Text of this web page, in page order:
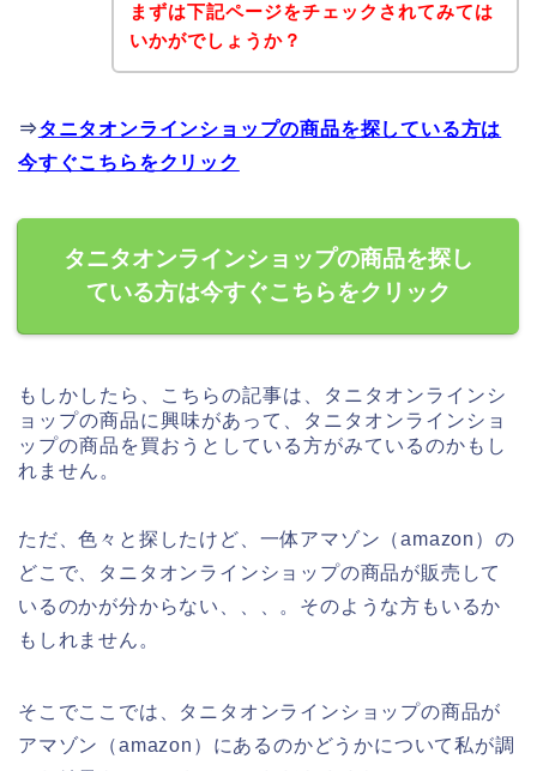
まずは下記ページをチェックされてみては
いかがでしょうか？
⇒タニタオンラインショップの商品を探している方は
今すぐこちらをクリック
タニタオンラインショップの商品を探し
ている方は今すぐこちらをクリック
もしかしたら、こちらの記事は、タニタオンラインシ
ョップの商品に興味があって、タニタオンラインショ
ップの商品を買おうとしている方がみているのかもし
れません。
ただ、色々と探したけど、一体アマゾン（amazon）の
どこで、タニタオンラインショップの商品が販売して
いるのかが分からない、、、。そのような方もいるか
もしれません。
そこでここでは、タニタオンラインショップの商品が
アマゾン（amazon）にあるのかどうかについて私が調